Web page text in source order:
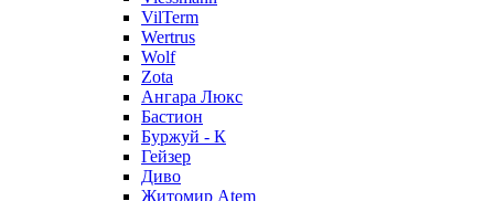
VilTerm
Wertrus
Wolf
Zota
Ангара Люкс
Бастион
Буржуй - К
Гейзер
Диво
Житомир Аtem